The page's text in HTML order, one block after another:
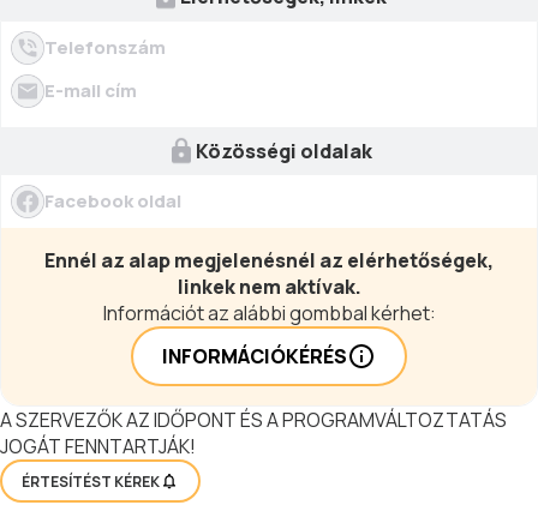
elérhető. Éttermünk kínálatában
kiemelt szerepet kapnak a vidéki ízek,
Telefonszám
E-mail cím
Közösségi oldalak
Facebook oldal
Ennél az alap megjelenésnél az elérhetőségek,
linkek nem aktívak.
Információt az alábbi gombbal kérhet:
INFORMÁCIÓKÉRÉS
A SZERVEZŐK AZ IDŐPONT ÉS A PROGRAMVÁLTOZTATÁS
JOGÁT FENNTARTJÁK!
ÉRTESÍTÉST KÉREK